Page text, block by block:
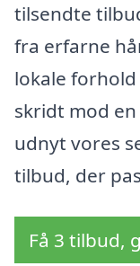
tilsendte
fra erfarne
lokale
skridt mod
udnyt vores
tilbud, der
Få 3 tilbud,